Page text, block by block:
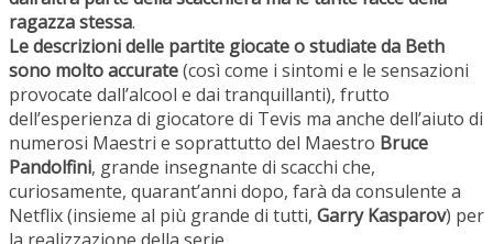
ragazza stessa.
Le descrizioni delle partite giocate o studiate da Beth
sono molto accurate(così come i sintomi e le sensazioni
provocate dall’alcool e dai tranquillanti), frutto
dell’esperienza di giocatore di Tevis ma anche dell’aiuto di
numerosi Maestri e soprattutto del Maestro Bruce
Pandolfini, grande insegnante di scacchi che,
curiosamente, quarant’anni dopo, farà da consulente a
Netflix (insieme al più grande di tutti, Garry Kasparov) per